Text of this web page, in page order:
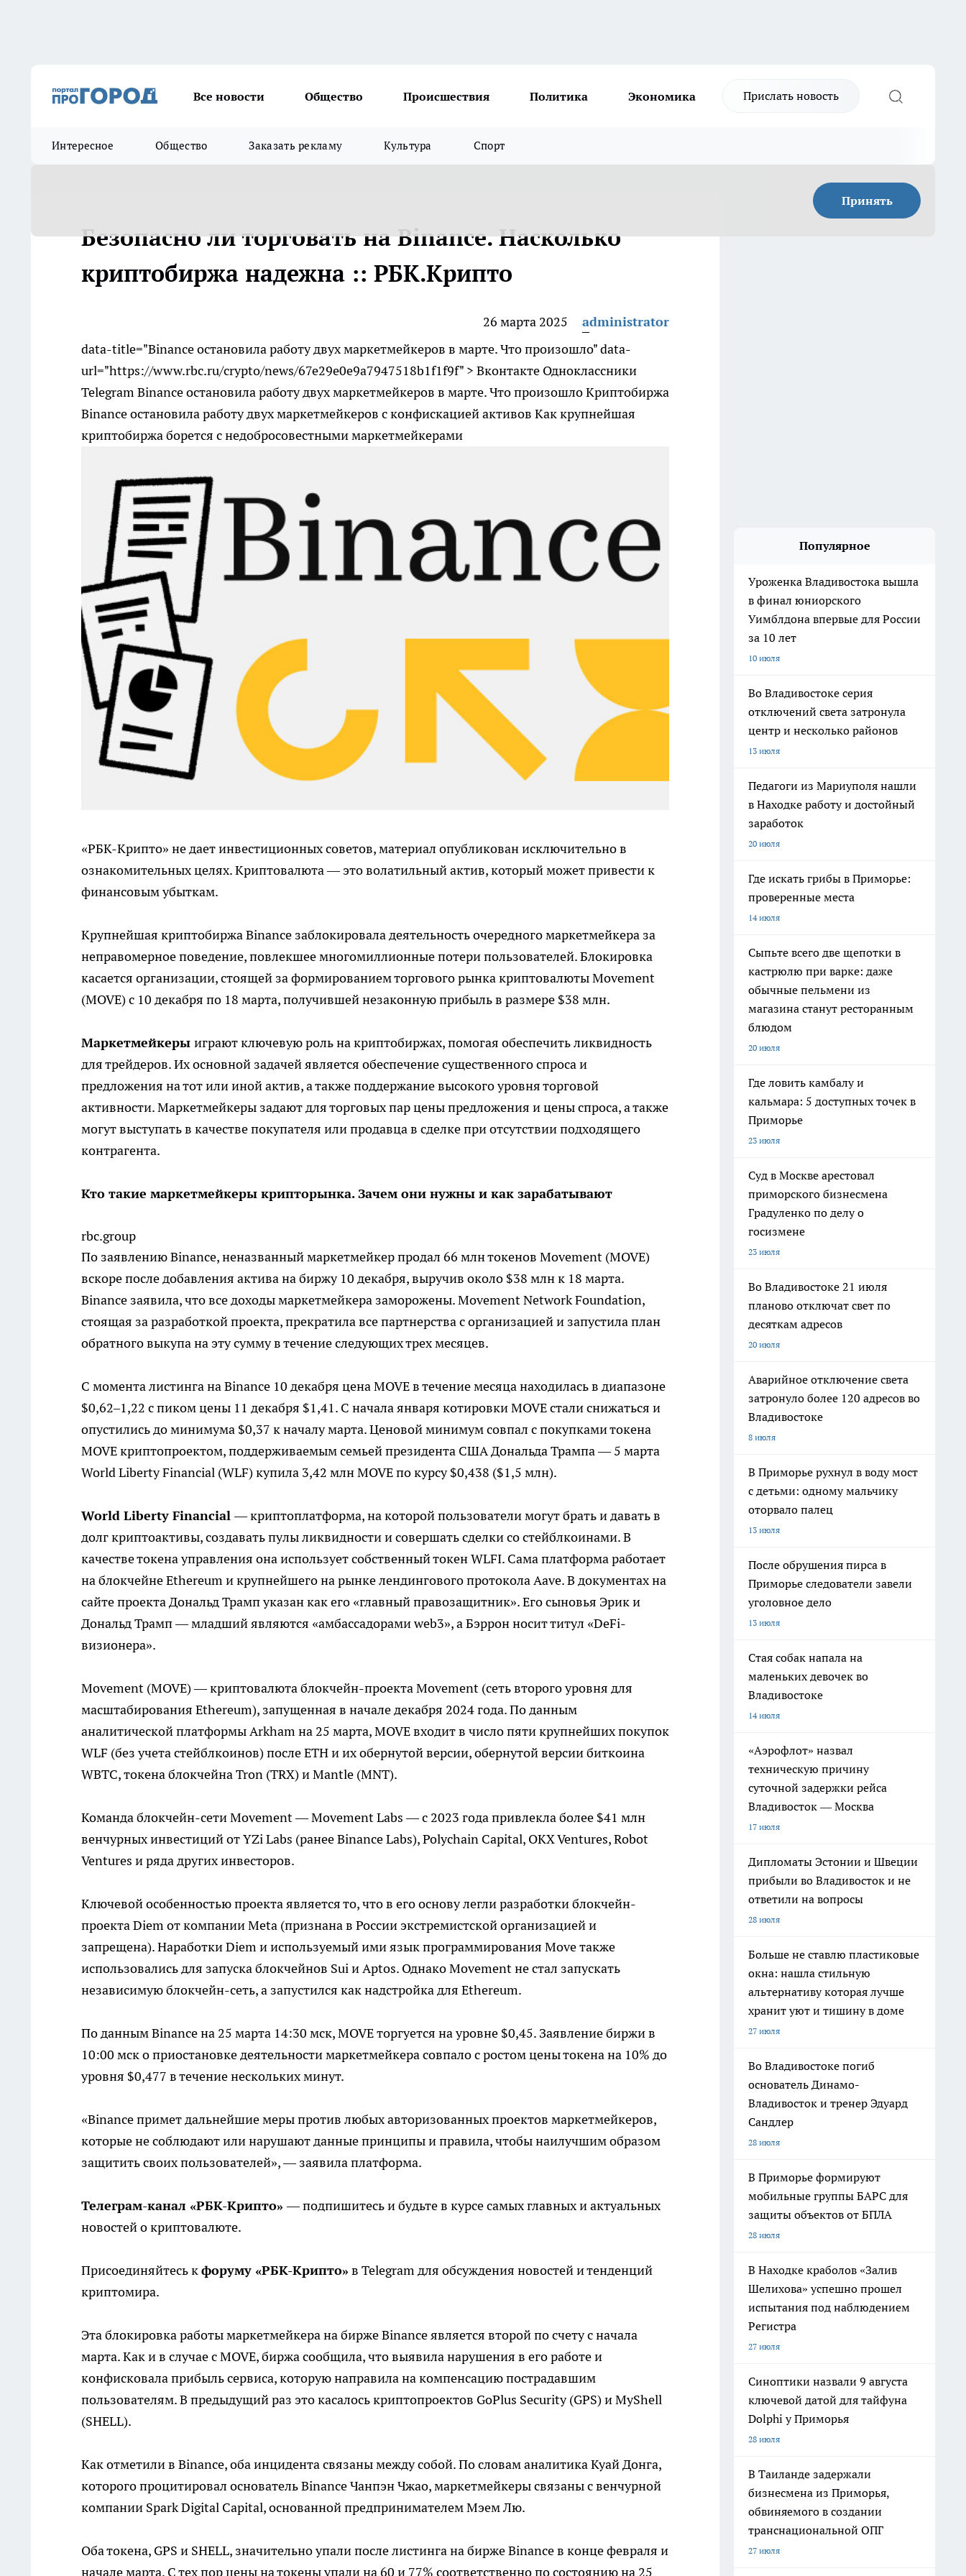
Все новости Общество Происшествия Политика Экономика Прислать новость
Интересное Общество Заказать рекламу Культура Спорт
Принять
Безопасно ли торговать на Binance. Насколько
криптобиржа надежна :: РБК.Крипто
26 марта 2025
administrator
data-title="Binance остановила работу двух маркетмейкеров в марте. Что произошло" data-
url="https://www.rbc.ru/crypto/news/67e29e0e9a7947518b1f1f9f" > Вконтакте Одноклассники
Telegram Binance остановила работу двух маркетмейкеров в марте. Что произошло Криптобиржа
Binance остановила работу двух маркетмейкеров с конфискацией активов Как крупнейшая
криптобиржа борется с недобросовестными маркетмейкерами
«РБК-Крипто» не дает инвестиционных советов, материал опубликован исключительно в
ознакомительных целях. Криптовалюта — это волатильный актив, который может привести к
финансовым убыткам.
Крупнейшая криптобиржа Binance заблокировала деятельность очередного маркетмейкера за
неправомерное поведение, повлекшее многомиллионные потери пользователей. Блокировка
касается организации, стоящей за формированием торгового рынка криптовалюты Movement
(MOVE) с 10 декабря по 18 марта, получившей незаконную прибыль в размере $38 млн.
Маркетмейкеры играют ключевую роль на криптобиржах, помогая обеспечить ликвидность
для трейдеров. Их основной задачей является обеспечение существенного спроса и
предложения на тот или иной актив, а также поддержание высокого уровня торговой
активности. Маркетмейкеры задают для торговых пар цены предложения и цены спроса, а также
могут выступать в качестве покупателя или продавца в сделке при отсутствии подходящего
контрагента.
Кто такие маркетмейкеры крипторынка. Зачем они нужны и как зарабатывают
rbc.group
По заявлению Binance, неназванный маркетмейкер продал 66 млн токенов Movement (MOVE)
вскоре после добавления актива на биржу 10 декабря, выручив около $38 млн к 18 марта.
Binance заявила, что все доходы маркетмейкера заморожены. Movement Network Foundation,
стоящая за разработкой проекта, прекратила все партнерства с организацией и запустила план
обратного выкупа на эту сумму в течение следующих трех месяцев.
С момента листинга на Binance 10 декабря цена MOVE в течение месяца находилась в диапазоне
$0,62–1,22 с пиком цены 11 декабря $1,41. С начала января котировки MOVE стали снижаться и
опустились до минимума $0,37 к началу марта. Ценовой минимум совпал с покупками токена
MOVE криптопроектом, поддерживаемым семьей президента США Дональда Трампа — 5 марта
World Liberty Financial (WLF) купила 3,42 млн MOVE по курсу $0,438 ($1,5 млн).
World Liberty Financial— криптоплатформа, на которой пользователи могут брать и давать в
долг криптоактивы, создавать пулы ликвидности и совершать сделки со стейблкоинами. В
качестве токена управления она использует собственный токен WLFI. Сама платформа работает
на блокчейне Ethereum и крупнейшего на рынке лендингового протокола Aave. В документах на
сайте проекта Дональд Трамп указан как его «главный правозащитник». Его сыновья Эрик и
Дональд Трамп — младший являются «амбассадорами web3», а Бэррон носит титул «DeFi-
визионера».
Movement (MOVE) — криптовалюта блокчейн-проекта Movement (сеть второго уровня для
масштабирования Ethereum), запущенная в начале декабря 2024 года. По данным
аналитической платформы Arkham на 25 марта, MOVE входит в число пяти крупнейших покупок
WLF (без учета стейблкоинов) после ETH и их обернутой версии, обернутой версии биткоина
WBTC, токена блокчейна Tron (TRX) и Mantle (MNT).
Команда блокчейн-сети Movement — Movement Labs — с 2023 года привлекла более $41 млн
венчурных инвестиций от YZi Labs (ранее Binance Labs), Polychain Capital, OKX Ventures, Robot
Ventures и ряда других инвесторов.
Ключевой особенностью проекта является то, что в его основу легли разработки блокчейн-
проекта Diem от компании Meta (признана в России экстремистской организацией и
запрещена). Наработки Diem и используемый ими язык программирования Move также
использовались для запуска блокчейнов Sui и Aptos. Однако Movement не стал запускать
независимую блокчейн-сеть, а запустился как надстройка для Ethereum.
По данным Binance на 25 марта 14:30 мск,MOVE торгуется на уровне $0,45. Заявление биржи в
10:00 мск о приостановке деятельности маркетмейкера совпало с ростом цены токена на 10% до
уровня $0,477 в течение нескольких минут.
«Binance примет дальнейшие меры против любых авторизованных проектов маркетмейкеров,
которые не соблюдают или нарушают данные принципы и правила, чтобы наилучшим образом
защитить своих пользователей», — заявила платформа.
Телеграм-канал «РБК-Крипто»— подпишитесь и будьте в курсе самых главных и актуальных
новостей о криптовалюте.
Присоединяйтесь кфоруму «РБК-Крипто» в Telegram для обсуждения новостей и тенденций
криптомира.
Эта блокировка работы маркетмейкера на бирже Binance является второй по счету с начала
марта. Как и в случае с MOVE, биржасообщила, что выявила нарушения в его работе и
конфисковала прибыль сервиса, которую направила на компенсацию пострадавшим
пользователям. В предыдущий раз это касалось криптопроектов GoPlus Security (GPS) и MyShell
(SHELL).
Как отметили в Binance, оба инцидента связаны между собой. По словам аналитика Куай Донга,
которого процитировал основательBinance Чанпэн Чжао, маркетмейкерысвязаны с венчурной
компании Spark Digital Capital, основанной предпринимателем Мэем Лю.
Оба токена, GPS и SHELL, значительно упали после листинга на бирже Binance в конце февраля и
начале марта. С тех пор цены на токены упали на 60 и 77% соответственно по состоянию на 25
Популярное
Уроженка Владивостока вышла
в финал юниорского
Уимблдона впервые для России
за 10 лет
10 июля
Во Владивостоке серия
отключений света затронула
центр и несколько районов
13 июля
Педагоги из Мариуполя нашли
в Находке работу и достойный
заработок
20 июля
Где искать грибы в Приморье:
проверенные места
14 июля
Сыпьте всего две щепотки в
кастрюлю при варке: даже
обычные пельмени из
магазина станут ресторанным
блюдом
20 июля
Где ловить камбалу и
кальмара: 5 доступных точек в
Приморье
23 июля
Суд в Москве арестовал
приморского бизнесмена
Градуленко по делу о
госизмене
23 июля
Во Владивостоке 21 июля
планово отключат свет по
десяткам адресов
20 июля
Аварийное отключение света
затронуло более 120 адресов во
Владивостоке
8 июля
В Приморье рухнул в воду мост
с детьми: одному мальчику
оторвало палец
13 июля
После обрушения пирса в
Приморье следователи завели
уголовное дело
13 июля
Стая собак напала на
маленьких девочек во
Владивостоке
14 июля
«Аэрофлот» назвал
техническую причину
суточной задержки рейса
Владивосток — Москва
17 июля
Дипломаты Эстонии и Швеции
прибыли во Владивосток и не
ответили на вопросы
28 июля
Больше не ставлю пластиковые
окна: нашла стильную
альтернативу которая лучше
хранит уют и тишину в доме
27 июля
Во Владивостоке погиб
основатель Динамо-
Владивосток и тренер Эдуард
Сандлер
28 июля
В Приморье формируют
мобильные группы БАРС для
защиты объектов от БПЛА
28 июля
В Находке краболов «Залив
Шелихова» успешно прошел
испытания под наблюдением
Регистра
27 июля
Синоптики назвали 9 августа
ключевой датой для тайфуна
Dolphi у Приморья
28 июля
В Таиланде задержали
бизнесмена из Приморья,
обвиняемого в создании
транснациональной ОПГ
27 июля